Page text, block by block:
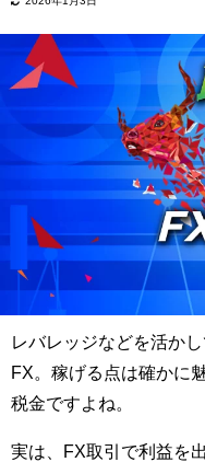
レバレッジなどを活か
FX。稼げる点は確かに
税金ですよね。
実は、FX取引で利益を